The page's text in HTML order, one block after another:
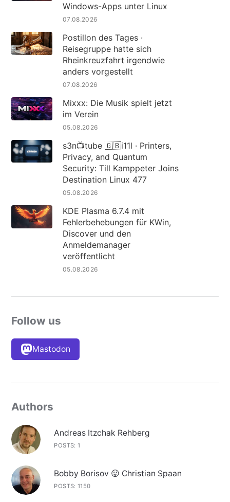
Windows-Apps unter Linux
07.08.2026
Postillon des Tages ·
Reisegruppe hatte sich
Rheinkreuzfahrt irgendwie
anders vorgestellt
07.08.2026
Mixxx: Die Musik spielt jetzt
im Verein
05.08.2026
s3n📺tube 🇬🇧i11l · Printers,
Privacy, and Quantum
Security: Till Kamppeter Joins
Destination Linux 477
05.08.2026
KDE Plasma 6.7.4 mit
Fehlerbehebungen für KWin,
Discover und den
Anmeldemanager
veröffentlicht
05.08.2026
Follow us
Mastodon
Authors
Andreas Itzchak Rehberg
POSTS: 1
Bobby Borisov 😛 Christian Spaan
POSTS: 1150